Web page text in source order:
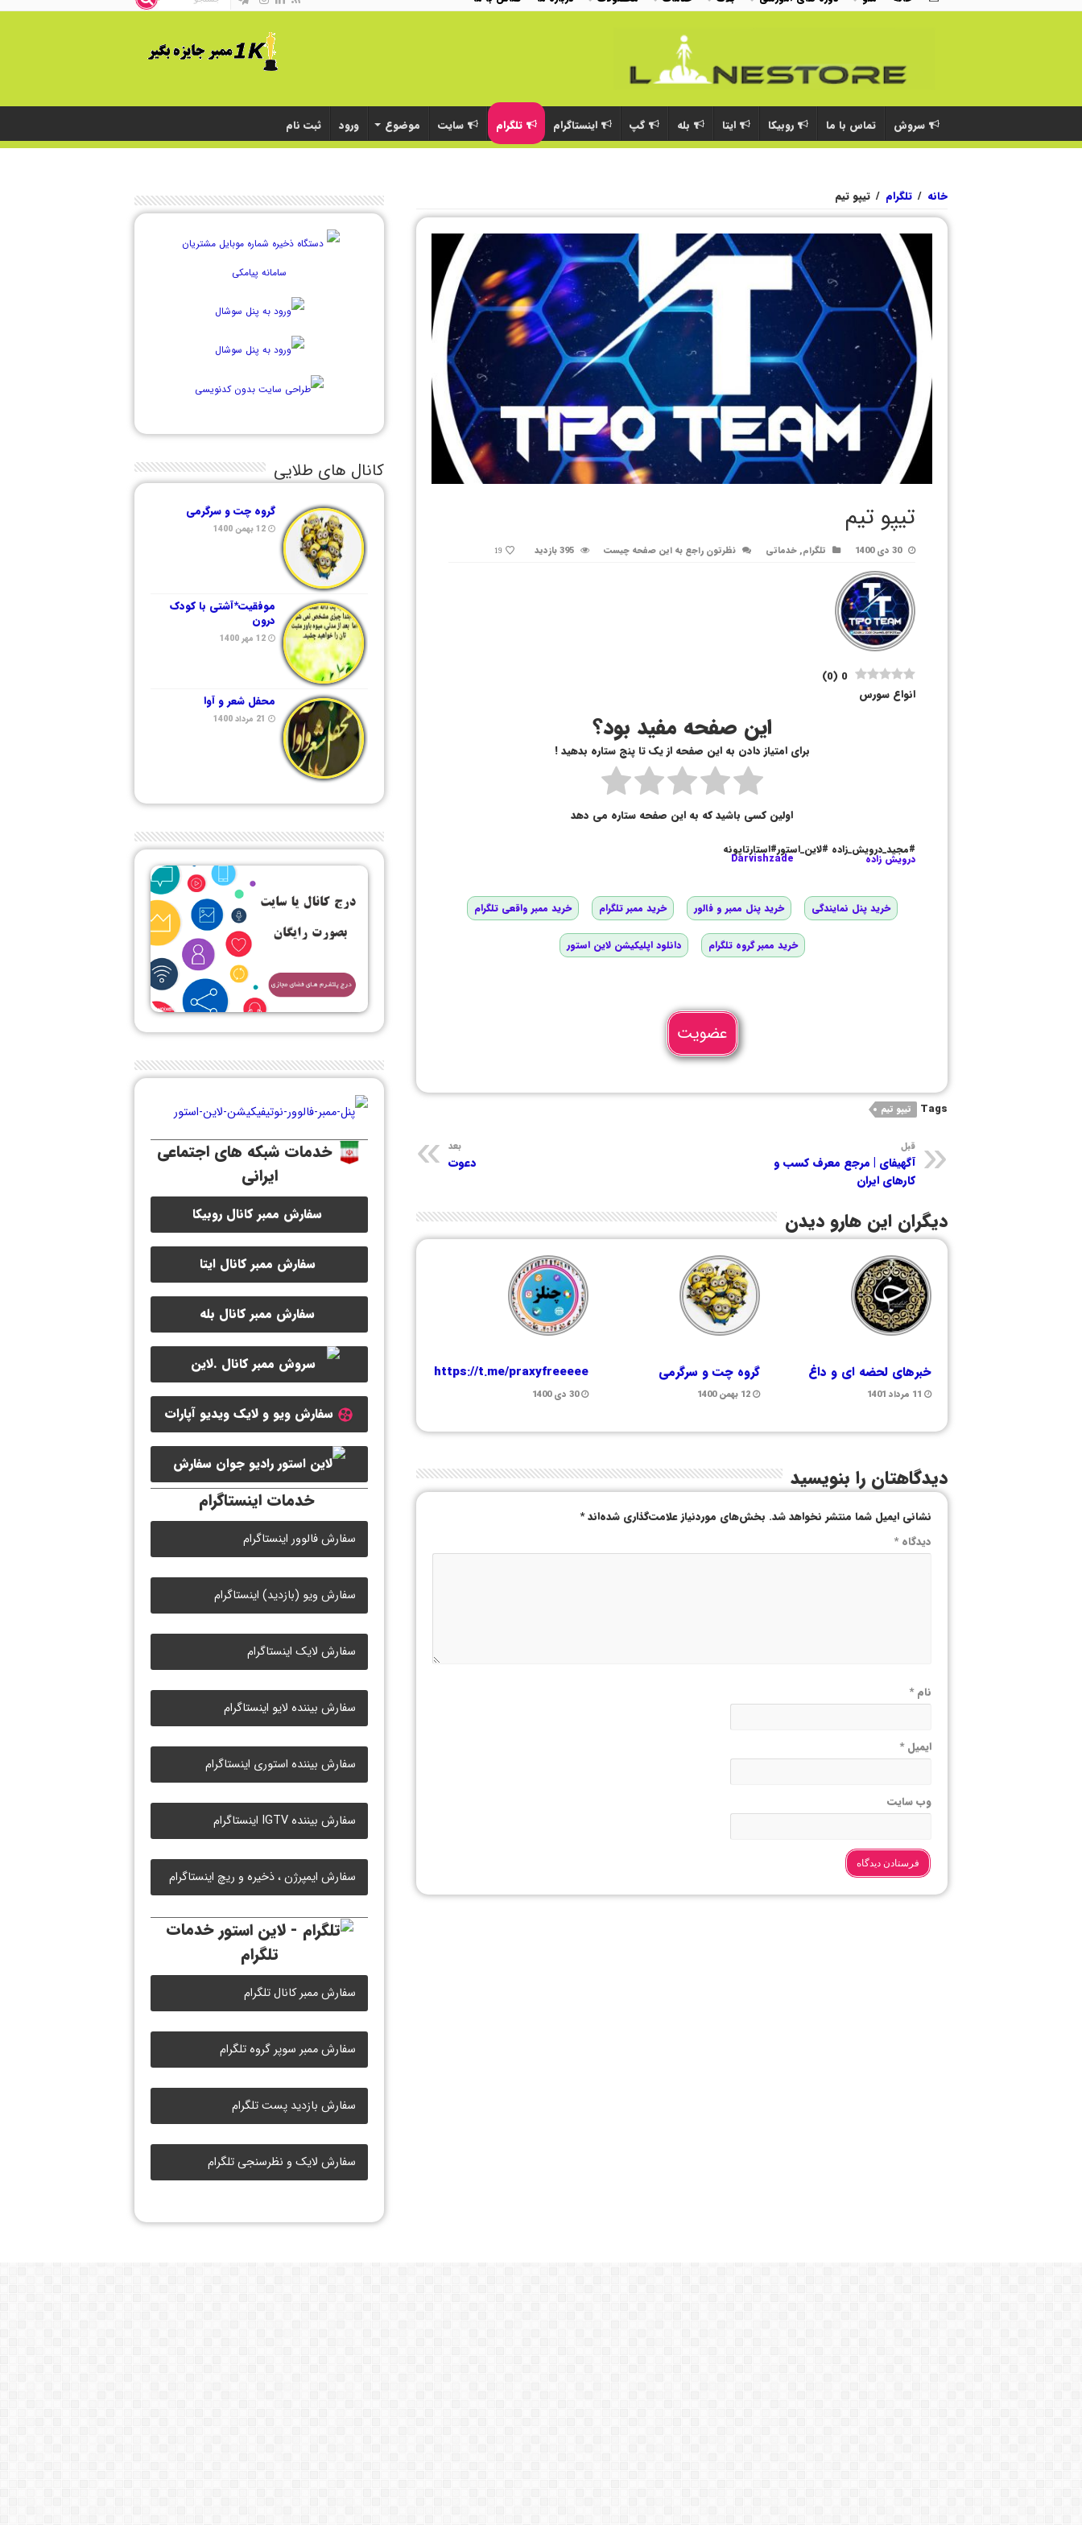
سروش تماس با ما روبیکا ایتا بله گپ اینستاگرام تلگرام سایت موضوع ورود ثبت نام
خانه / تلگرام / تیپو تیم
تیپو تیم
30 دی 1400 تلگرام,خدماتی نظرتون راجع به این صفحه چیست 395 بازدید 19
0
(
0
)
انواع سورس
این صفحه مفید بود؟
برای امتیاز دادن به این صفحه از یک تا پنج ستاره بدهید !
اولین کسی باشید که به این صفحه ستاره می دهد
#مجید_درویش_زاده #لاین_استور#استارتاپونه
درویش زاده Darvishzade
خرید پنل نمایندگی خرید پنل ممبر و فالور خرید ممبر تلگرام خرید ممبر واقعی تلگرام
خرید ممبر گروه تلگرام دانلود اپلیکیشن لاین استور
عضویت
Tags تیپو تیم
قبل
آگهیفای | مرجع معرف کسب و
کارهای ایران
بعد
دعوت
دیگران این هارو دیدن
خبرهای لحضه ای و داغ
11 مرداد 1401
گروه چت و سرگرمی
12 بهمن 1400
https://t.me/praxyfreeeee
30 دی 1400
دیدگاهتان را بنویسید
نشانی ایمیل شما منتشر نخواهد شد. بخش‌های موردنیاز علامت‌گذاری شده‌اند*
دیدگاه*
نام*
ایمیل*
وب‌ سایت
کانال های طلایی
گروه چت و سرگرمی
12 بهمن 1400
موفقیت*آشتی با کودک
درون
12 مهر 1400
محفل شعر و آوا
21 مرداد 1400
خدمات شبکه های اجتماعی
ایرانی
سفارش ممبر کانال روبیکا
سفارش ممبر کانال ایتا
سفارش ممبر کانال بله
سفارش ممبر کانال سروش
سفارش ویو و لایک ویدیو آپارات
سفارش
لایک رادیو جوان
خدمات اینستاگرام
سفارش فالوور اینستاگرام
سفارش ویو (بازدید) اینستاگرام
سفارش لایک اینستاگرام
سفارش بیننده لایو اینستاگرام
سفارش بیننده استوری اینستاگرام
سفارش بیننده IGTV اینستاگرام
سفارش ایمپرژن ، ذخیره و ریچ اینستاگرام
خدمات
تلگرام
سفارش ممبر کانال تلگرام
سفارش ممبر سوپر گروه تلگرام
سفارش بازدید پست تلگرام
سفارش لایک و نظرسنجی تلگرام